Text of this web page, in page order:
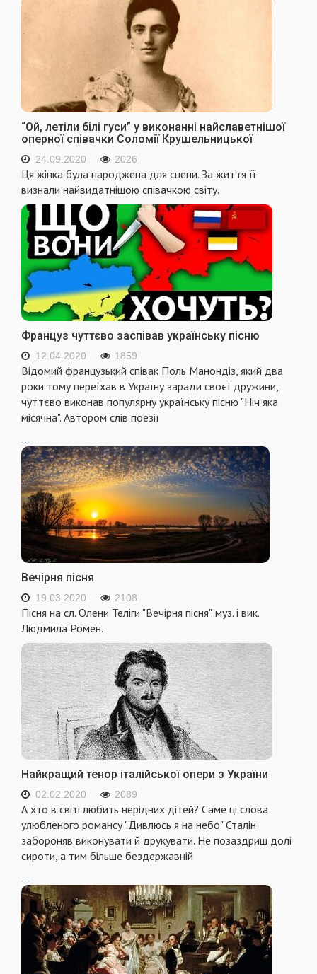
“Ой, летіли білі гуси” у виконанні найславетнішої
оперної співачки Соломiї Крушельницької
24.09.2020 2026
Ця жінка була народжена для сцени. За життя її
визнали найвидатнішою співачкою світу.
Француз чуттєво заспівав українську пісню
12.04.2020 1859
Відомий французький співак Поль Манондіз, який два
роки тому переїхав в Україну заради своєї дружини,
чуттєво виконав популярну українську пісню "Ніч яка
місячна". Автором слів поезії
...
Вечірня пісня
19.03.2020 2108
Пісня на сл. Олени Теліги "Вечірня пісня". муз. і вик.
Людмила Ромен.
Найкращий тенор італійської опери з України
02.02.2020 2089
А хто в світі любить нерідних дітей? Саме ці слова
улюбленого романсу "Дивлюсь я на небо" Сталін
забороняв виконувати й друкувати. Не позаздриш долі
сироти, а тим більше бездержавній
...